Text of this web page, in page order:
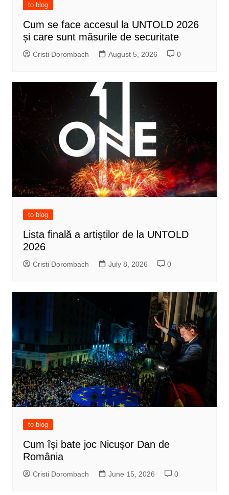
to blog
Cum se face accesul la UNTOLD 2026
și care sunt măsurile de securitate
Cristi Dorombach August 5, 2026 0
to blog
Lista finală a artiștilor de la UNTOLD
2026
Cristi Dorombach July 8, 2026 0
to blog
Cum își bate joc Nicușor Dan de
România
Cristi Dorombach June 15, 2026 0